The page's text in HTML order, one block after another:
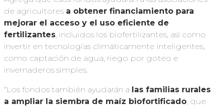
de agricultores a obtener financiamiento para
mejorar el acceso y el uso eficiente de
fertilizantes, incluidos los biofertilizantes, así como
invertir en tecnologías climáticamente inteligentes,
como captación de agua, riego por goteo e
invernaderos simples.
“Los fondos también ayudarán a las familias rurales
a ampliar la siembra de maíz biofortificado, que